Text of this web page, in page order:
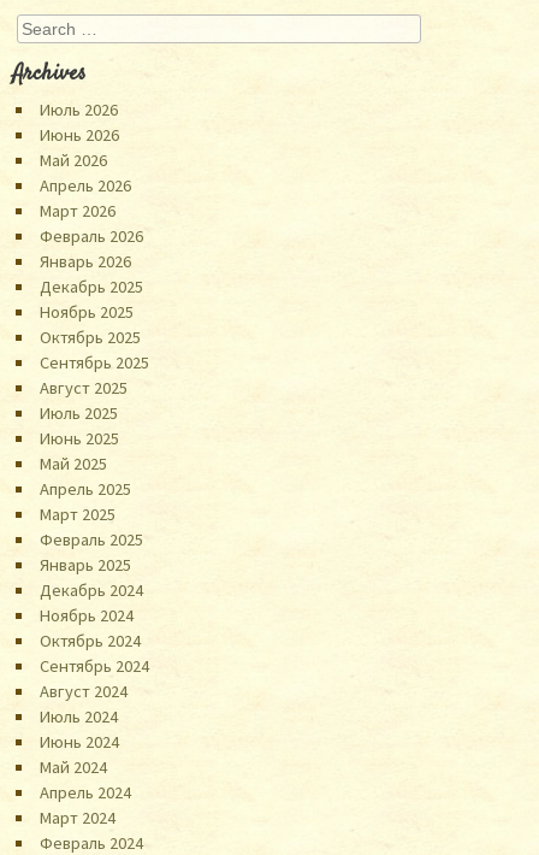
Search
Archives
Июль 2026
Июнь 2026
Май 2026
Апрель 2026
Март 2026
Февраль 2026
Январь 2026
Декабрь 2025
Ноябрь 2025
Октябрь 2025
Сентябрь 2025
Август 2025
Июль 2025
Июнь 2025
Май 2025
Апрель 2025
Март 2025
Февраль 2025
Январь 2025
Декабрь 2024
Ноябрь 2024
Октябрь 2024
Сентябрь 2024
Август 2024
Июль 2024
Июнь 2024
Май 2024
Апрель 2024
Март 2024
Февраль 2024